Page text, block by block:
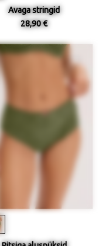
Avaga stringid
28,90 €